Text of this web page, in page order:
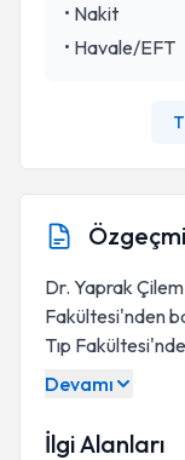
• Nakit
• Havale/EFT
Dr. Yaprak
Fakültesi'nden
Tıp
Devamı
İlgi Alanları